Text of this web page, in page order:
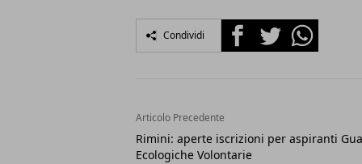
Condividi FacebookTwitterWhatsapp
Articolo Precedente
Rimini: aperte iscrizioni per aspiranti
Ecologiche Volontarie